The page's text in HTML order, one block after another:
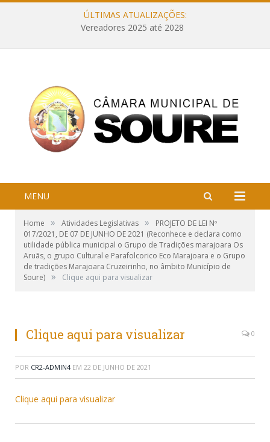
ÚLTIMAS ATUALIZAÇÕES:
Vereadores 2025 até 2028
MENU
Home » Atividades Legislativas »
PROJETO DE LEI Nº
017/2021, DE 07 DE JUNHO DE 2021 (Reconhece e declara como
utilidade pública municipal o Grupo de Tradições marajoara Os
Aruãs, o grupo Cultural e Parafolcorico Eco Marajoara e o Grupo
de tradições Marajoara Cruzeirinho, no âmbito Município de
Soure) » Clique aqui para visualizar
Clique aqui para visualizar 0
POR CR2-ADMIN4 EM 22 DE JUNHO DE 2021
Clique aqui para visualizar